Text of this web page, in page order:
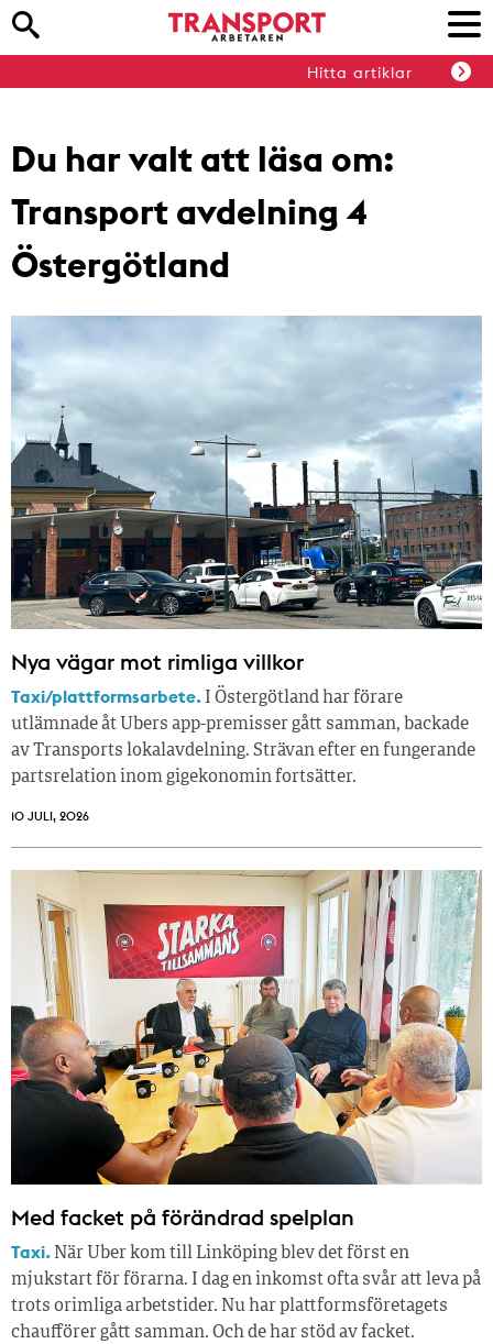
Hitta artiklar
Du har valt att läsa om:
Transport avdelning 4
Östergötland
Nya vägar mot rimliga villkor
Taxi/plattformsarbete. I Östergötland har förare
utlämnade åt Ubers app-premisser gått samman, backade
av Transports lokalavdelning. Strävan efter en fungerande
partsrelation inom gigekonomin fortsätter.
10 JULI, 2026
Med facket på förändrad spelplan
Taxi. När Uber kom till Linköping blev det först en
mjukstart för förarna. I dag en inkomst ofta svår att leva på
trots orimliga arbetstider. Nu har plattformsföretagets
chaufförer gått samman. Och de har stöd av facket.